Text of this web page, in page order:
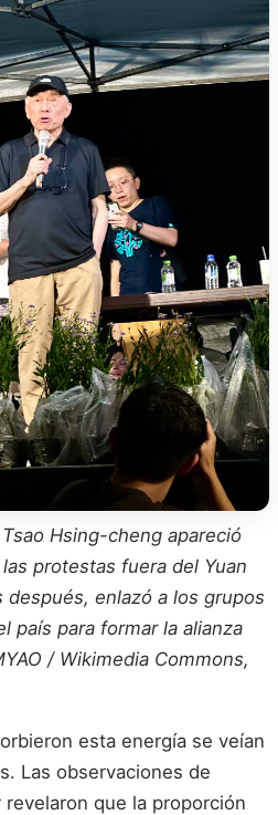
Hsing-cheng apareció
protestas fuera del Yuan
enlazó a los grupos
país para formar la alianza
/ Wikimedia Commons,
esta energía se veían
Las observaciones de
que la proporción